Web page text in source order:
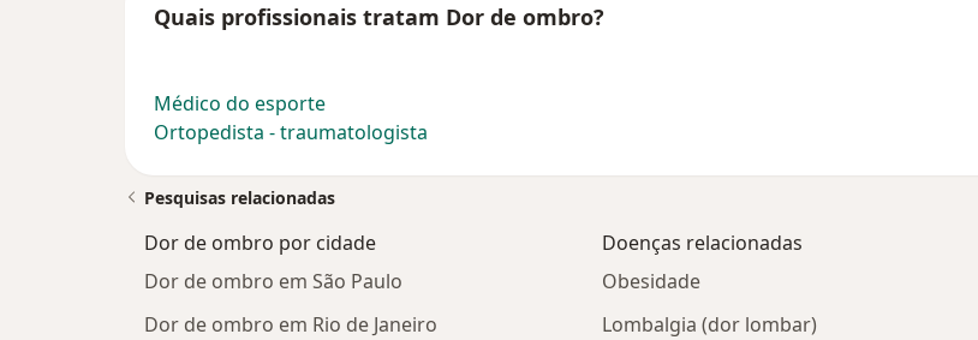
Quais profissionais tratam Dor de ombro?
Médico do esporte
Ortopedista - traumatologista
Pesquisas relacionadas
Dor de ombro por cidade
Dor de ombro em São Paulo
Dor de ombro em Rio de Janeiro
Doenças relacionadas
Obesidade
Lombalgia (dor lombar)